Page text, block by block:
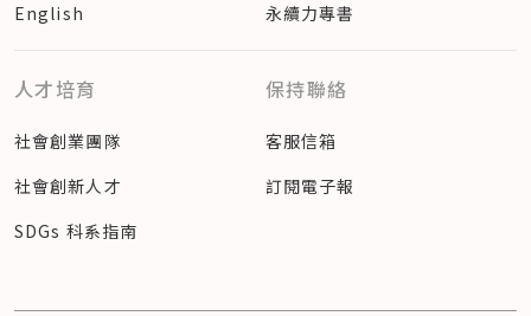
English
永續力專書
人才培育
社會創業團隊
社會創新人才
SDGs 科系指南
保持聯絡
客服信箱
訂閱電子報